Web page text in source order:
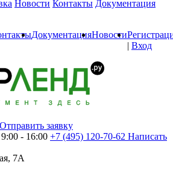
Новости Контакты Документация
ДокументацияНовости
| Вход
Отправить заявку
- 16:00 +7 (495) 120-70-62 Написать
7А